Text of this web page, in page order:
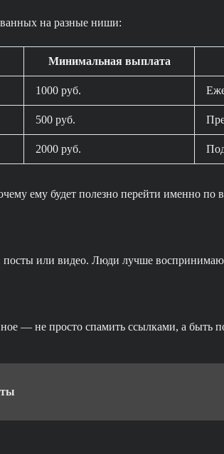
на разные ниши:
Минимальная выплата
1000 руб.
500 руб.
2000 руб.
ему будет полезно перейти именно
посты или видео. Люди лучше
— не просто спамить ссылками, а быть